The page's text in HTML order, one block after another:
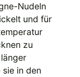
Nudeln
und für
zu
in den